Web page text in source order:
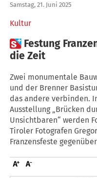
Kultur
Samstag, 21. Juni 2025
 Festung
die Zeit
Zwei monumentale
und der Brenner
das andere verbinden.
Ausstellung „Brücken
Unsichtbaren“ werden
Tiroler Fotografen
Franzensfeste